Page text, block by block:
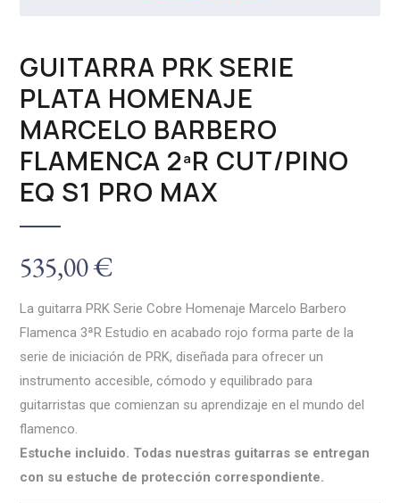
GUITARRA PRK SERIE
PLATA HOMENAJE
MARCELO BARBERO
FLAMENCA 2ªR CUT/PINO
EQ S1 PRO MAX
535,00€
La guitarra PRK Serie Cobre Homenaje Marcelo Barbero
Flamenca 3ªR Estudio en acabado rojo forma parte de la
serie de iniciación de PRK, diseñada para ofrecer un
instrumento accesible, cómodo y equilibrado para
guitarristas que comienzan su aprendizaje en el mundo del
flamenco.
Estuche incluido. Todas nuestras guitarras se entregan
con su estuche de protección correspondiente.